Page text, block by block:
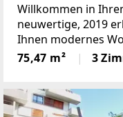
Willkommen in
neuwertige, 2019
Ihnen modernes
Wohnfläche und
Die Immobilie
75,47 m² 3